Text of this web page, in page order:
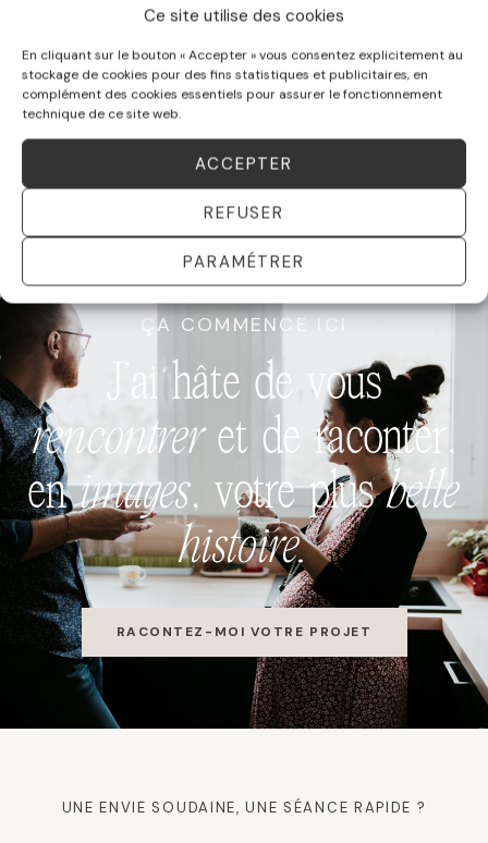
Ce site utilise des cookies
En cliquant sur le bouton « Accepter » vous consentez explicitement au
stockage de cookies pour des fins statistiques et publicitaires, en
complément des cookies essentiels pour assurer le fonctionnement
technique de ce site web.
ACCEPTER
REFUSER
PARAMÉTRER
superbe
SÉANCE FAMILLE
SONIA ET SA FAMILLE
ÇA COMMENCE ICI
J’ai hâte de vous
rencontreret de raconter,
enimages, votre plusbelle
histoire.
RACONTEZ-MOI VOTRE PROJET
UNE ENVIE SOUDAINE, UNE SÉANCE RAPIDE ?